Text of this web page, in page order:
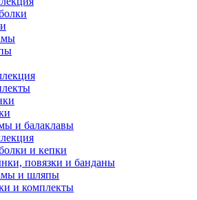
и балаклавы
и кепки
повязки и банданы
и шляпы
и комплекты